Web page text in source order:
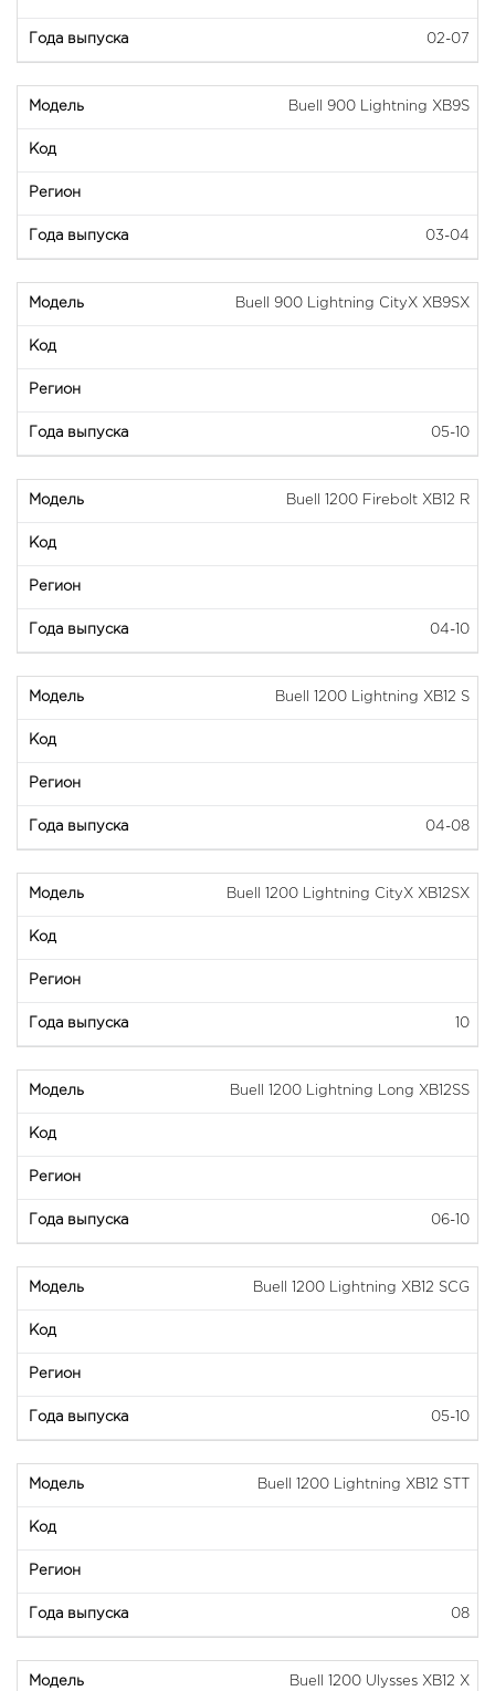
02-07
Buell 900 Lightning XB9S
03-04
Buell 900 Lightning CityX XB9SX
05-10
Buell 1200 Firebolt XB12 R
04-10
Buell 1200 Lightning XB12 S
04-08
Buell 1200 Lightning CityX XB12SX
10
Buell 1200 Lightning Long XB12SS
06-10
Buell 1200 Lightning XB12 SCG
05-10
Buell 1200 Lightning XB12 STT
08
Buell 1200 Ulysses XB12 X